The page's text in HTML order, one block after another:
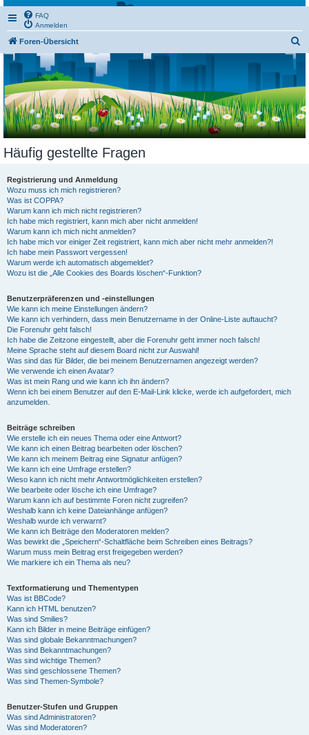
FAQ
Anmelden
Foren-Übersicht
h
e
Häufig gestellte Fragen
Registrierung und Anmeldung
Wozu muss ich mich registrieren?
Was ist COPPA?
Warum kann ich mich nicht registrieren?
Ich habe mich registriert, kann mich aber nicht anmelden!
Warum kann ich mich nicht anmelden?
Ich habe mich vor einiger Zeit registriert, kann mich aber nicht mehr anmelden?!
Ich habe mein Passwort vergessen!
Warum werde ich automatisch abgemeldet?
Wozu ist die „Alle Cookies des Boards löschen“-Funktion?
Benutzerpräferenzen und -einstellungen
Wie kann ich meine Einstellungen ändern?
Wie kann ich verhindern, dass mein Benutzername in der Online-Liste auftaucht?
Die Forenuhr geht falsch!
Ich habe die Zeitzone eingestellt, aber die Forenuhr geht immer noch falsch!
Meine Sprache steht auf diesem Board nicht zur Auswahl!
Was sind das für Bilder, die bei meinem Benutzernamen angezeigt werden?
Wie verwende ich einen Avatar?
Was ist mein Rang und wie kann ich ihn ändern?
Wenn ich bei einem Benutzer auf den E-Mail-Link klicke, werde ich aufgefordert, mich
anzumelden.
Beiträge schreiben
Wie erstelle ich ein neues Thema oder eine Antwort?
Wie kann ich einen Beitrag bearbeiten oder löschen?
Wie kann ich meinem Beitrag eine Signatur anfügen?
Wie kann ich eine Umfrage erstellen?
Wieso kann ich nicht mehr Antwortmöglichkeiten erstellen?
Wie bearbeite oder lösche ich eine Umfrage?
Warum kann ich auf bestimmte Foren nicht zugreifen?
Weshalb kann ich keine Dateianhänge anfügen?
Weshalb wurde ich verwarnt?
Wie kann ich Beiträge den Moderatoren melden?
Was bewirkt die „Speichern“-Schaltfläche beim Schreiben eines Beitrags?
Warum muss mein Beitrag erst freigegeben werden?
Wie markiere ich ein Thema als neu?
Textformatierung und Thementypen
Was ist BBCode?
Kann ich HTML benutzen?
Was sind Smilies?
Kann ich Bilder in meine Beiträge einfügen?
Was sind globale Bekanntmachungen?
Was sind Bekanntmachungen?
Was sind wichtige Themen?
Was sind geschlossene Themen?
Was sind Themen-Symbole?
Benutzer-Stufen und Gruppen
Was sind Administratoren?
Was sind Moderatoren?